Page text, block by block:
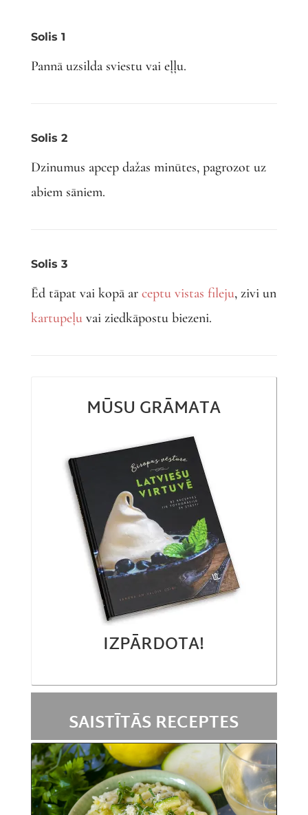
Solis 1
Pannā uzsilda sviestu vai eļļu.
Solis 2
Dzinumus apcep dažas minūtes, pagrozot uz
abiem sāniem.
Solis 3
Ēd tāpat vai kopā ar ceptu vistas fileju, zivi un
kartupeļuvai ziedkāpostu biezeni.
MŪSU GRĀMATA
IZPĀRDOTA!
SAISTĪTĀS RECEPTES